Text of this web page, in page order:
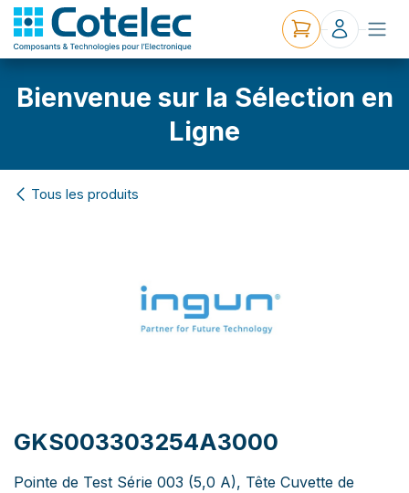
Bienvenue sur la Sélection en
Ligne
Tous les produits
GKS003303254A3000
Pointe de Test Série 003 (5,0 A), Tête Cuvette de